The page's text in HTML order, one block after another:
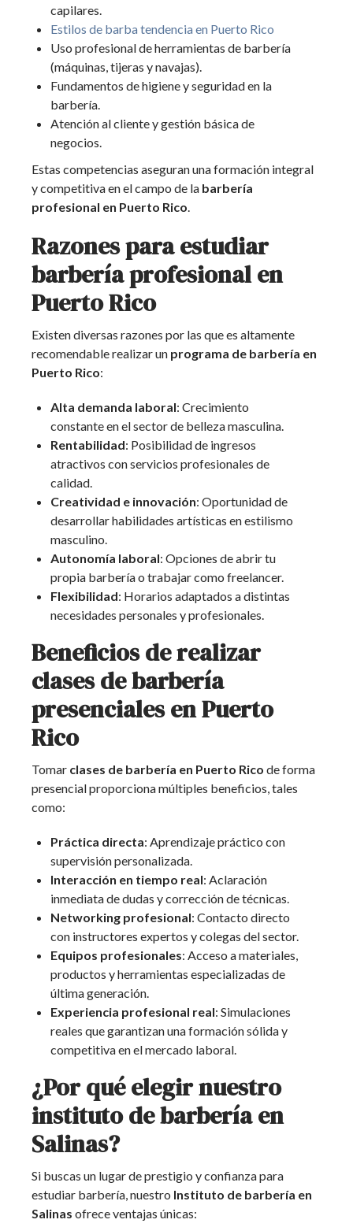
capilares.
Estilos de barba tendencia en Puerto Rico
Uso profesional de herramientas de barbería
(máquinas, tijeras y navajas).
Fundamentos de higiene y seguridad en la
barbería.
Atención al cliente y gestión básica de
negocios.
Estas competencias aseguran una formación integral
y competitiva en el campo de la barbería
profesional en Puerto Rico.
Razones para estudiar
barbería profesional en
Puerto Rico
Existen diversas razones por las que es altamente
recomendable realizar un programa de barbería en
Puerto Rico:
Alta demanda laboral: Crecimiento
constante en el sector de belleza masculina.
Rentabilidad: Posibilidad de ingresos
atractivos con servicios profesionales de
calidad.
Creatividad e innovación: Oportunidad de
desarrollar habilidades artísticas en estilismo
masculino.
Autonomía laboral: Opciones de abrir tu
propia barbería o trabajar como freelancer.
Flexibilidad: Horarios adaptados a distintas
necesidades personales y profesionales.
Beneficios de realizar
clases de barbería
presenciales en Puerto
Rico
Tomar clases de barbería en Puerto Rico de forma
presencial proporciona múltiples beneficios, tales
como:
Práctica directa: Aprendizaje práctico con
supervisión personalizada.
Interacción en tiempo real: Aclaración
inmediata de dudas y corrección de técnicas.
Networking profesional: Contacto directo
con instructores expertos y colegas del sector.
Equipos profesionales: Acceso a materiales,
productos y herramientas especializadas de
última generación.
Experiencia profesional real: Simulaciones
reales que garantizan una formación sólida y
competitiva en el mercado laboral.
¿Por qué elegir nuestro
instituto de barbería en
Salinas?
Si buscas un lugar de prestigio y confianza para
estudiar barbería, nuestro Instituto de barbería en
Salinas ofrece ventajas únicas: